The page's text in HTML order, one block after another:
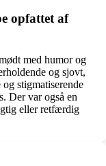
opfattet af
med humor og
og sjovt,
stigmatiserende
Der var også en
eller retfærdig